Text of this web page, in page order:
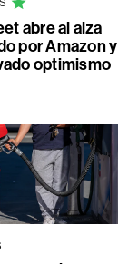
abre al alza
por Amazon y
optimismo